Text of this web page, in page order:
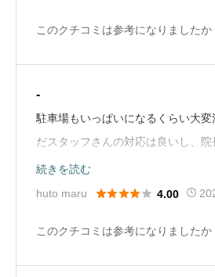
このクチコミは参考になりましたか
-
駐車場もいっぱいになるくらい大
だスタッフさんの対応は良いし、
すいし、院内もきれいで高評価の眼
す。（Google Mapから引用）
続きを読む
huto maru
 4.00
このクチコミは参考になりましたか